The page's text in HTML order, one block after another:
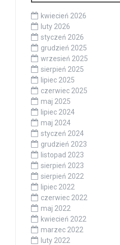
kwiecień 2026
luty 2026
styczeń 2026
grudzień 2025
wrzesień 2025
sierpień 2025
lipiec 2025
czerwiec 2025
maj 2025
lipiec 2024
maj 2024
styczeń 2024
grudzień 2023
listopad 2023
sierpień 2023
sierpień 2022
lipiec 2022
czerwiec 2022
maj 2022
kwiecień 2022
marzec 2022
luty 2022